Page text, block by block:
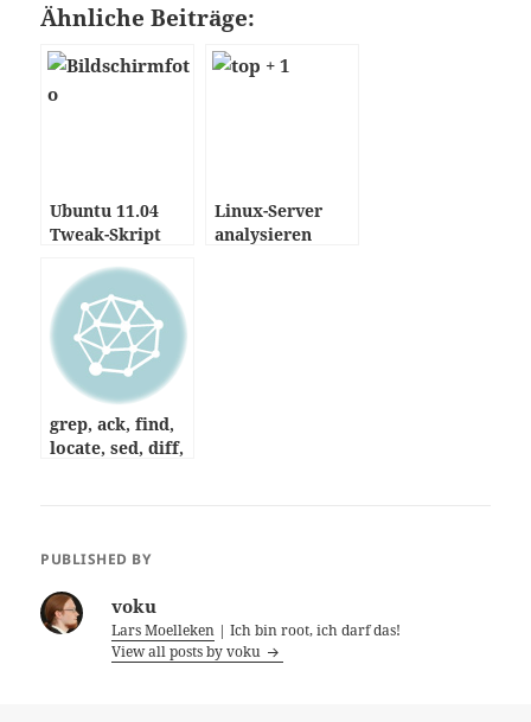
Ähnliche Beiträge:
Ubuntu 11.04
Tweak-Skript
Linux-Server
analysieren
grep, ack, find,
locate, sed, diff,
PUBLISHED BY
voku
Lars Moelleken | Ich bin root, ich darf das!
View all posts by voku